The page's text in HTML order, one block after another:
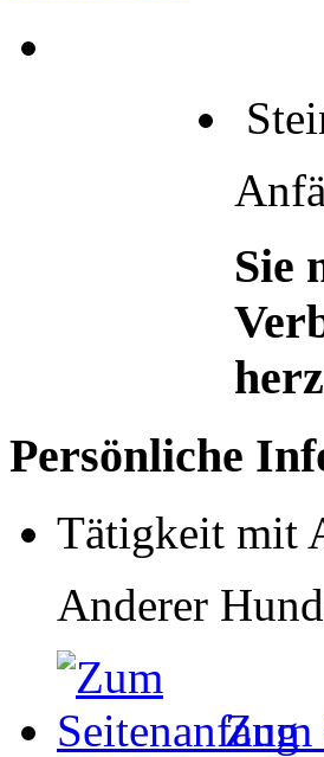
Sie
Persönliche
Tätigkeit mit
Anderer
Zum